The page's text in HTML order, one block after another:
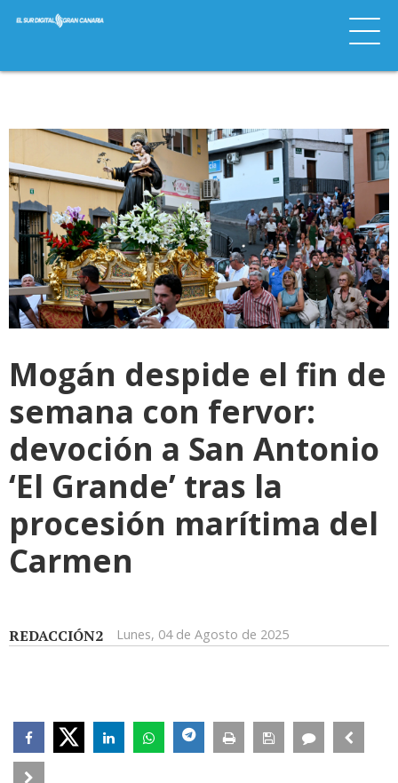
Mogán despide el fin de
semana con fervor:
devoción a San Antonio
‘El Grande’ tras la
procesión marítima del
Carmen
REDACCIÓN2 Lunes, 04 de Agosto de 2025